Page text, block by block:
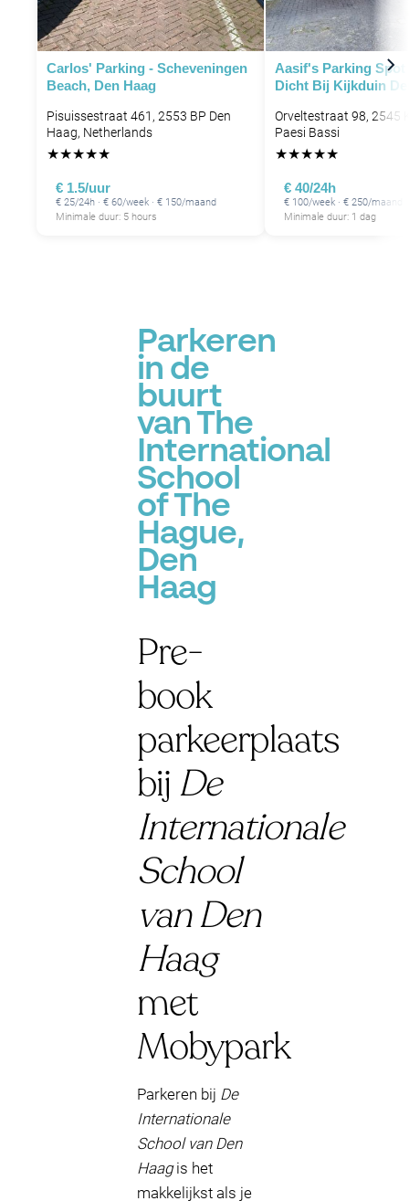
Carlos' Parking - Scheveningen
Beach, Den Haag
Pisuissestraat 461, 2553 BP Den
Haag, Netherlands
★★★★★
€ 1.5/uur
€ 25/24h · € 60/week · € 150/maand
Minimale duur: 5 hours
Aasif's Parking Spot
Dicht Bij Kijkduin
Orveltestraat 98, 2545
Paesi Bassi
★★★★★
€ 40/24h
€ 100/week · € 250/maand
Minimale duur: 1 dag
Parkeren
in de
buurt
van The
International
School
of The
Hague,
Den
Haag
Pre-
book
parkeerplaats
bij De
Internationale
School
van Den
Haag
met
Mobypark
Parkeren bij De
Internationale
School van Den
Haagis het
makkelijkst als je